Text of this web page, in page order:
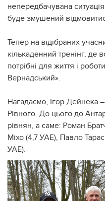
непередбачувана
буде змушений
Тепер на відібраних
кількаденний тренінг, де
потрібні для життя і
Вернадський».
Нагадаємо, Ігор Дейнека
Рівного. До цього до
рівнян, а саме: Роман
Міхо (4,7 УАЕ), Павло
УАЕ).